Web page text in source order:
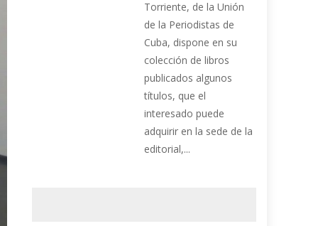
Torriente, de la Unión
de la Periodistas de
Cuba, dispone en su
colección de libros
publicados algunos
títulos, que el
interesado puede
adquirir en la sede de la
editorial,...